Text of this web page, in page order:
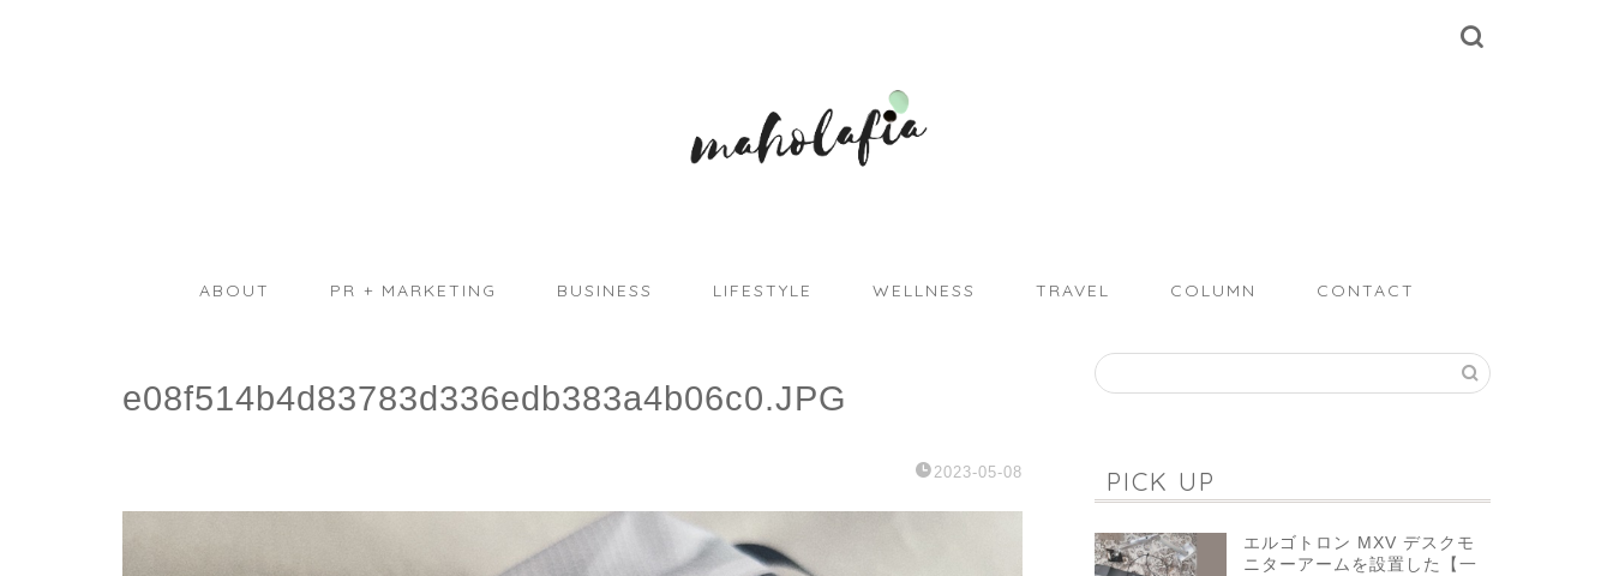
ABOUT PR + MARKETING BUSINESS LIFESTYLE WELLNESS TRAVEL COLUMN CONTACT
e08f514b4d83783d336edb383a4b06c0.JPG
2023-05-08 PICK UP
エルゴトロン MXV デスクモ
ニターアームを設置した【一